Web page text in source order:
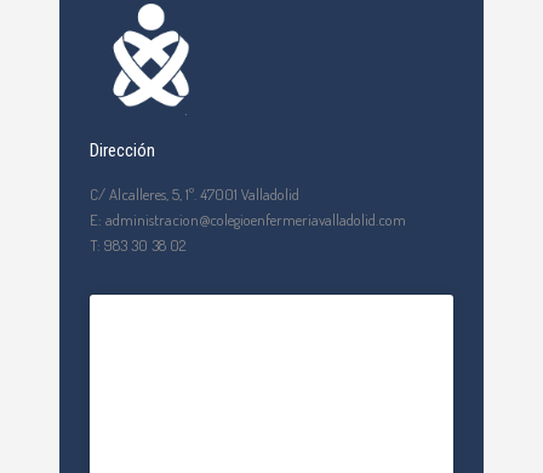
Dirección
C/ Alcalleres, 5, 1º. 47001 Valladolid
E: administracion@colegioenfermeriavalladolid.com
T: 983 30 38 02